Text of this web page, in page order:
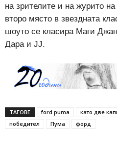
на зрителите и на журито
второ място в звездната
шоуто се класира Маги
Дара и JJ.
ТАГОВЕ ford puma като две
победител
Пума форд